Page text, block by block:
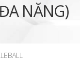
NĂNG)